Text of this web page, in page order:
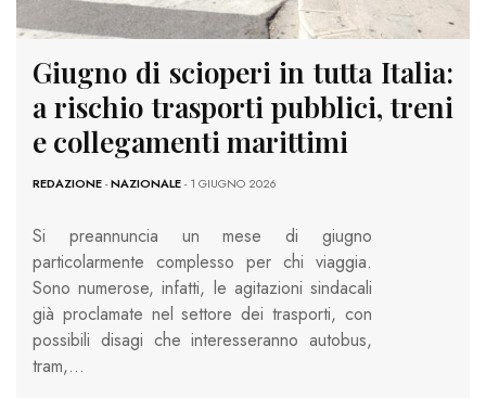
Giugno di scioperi in tutta Italia:
a rischio trasporti pubblici, treni
e collegamenti marittimi
REDAZIONE-NAZIONALE- 1 GIUGNO 2026
Si preannuncia un mese di giugno
particolarmente complesso per chi viaggia.
Sono numerose, infatti, le agitazioni sindacali
già proclamate nel settore dei trasporti, con
possibili disagi che interesseranno autobus,
tram,…